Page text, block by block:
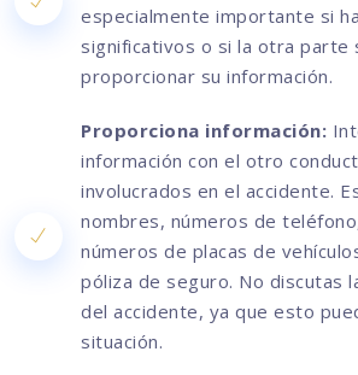
especialmente importante si
significativos o si la otra parte
proporcionar su información.
Proporciona información:
información con el otro
involucrados en el accidente.
nombres, números de
números de placas de
póliza de seguro. No discutas
del accidente, ya que esto
situación.